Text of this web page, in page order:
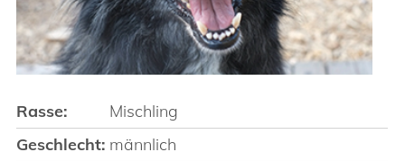
Rasse:
Mischling
Geschlecht: männlich